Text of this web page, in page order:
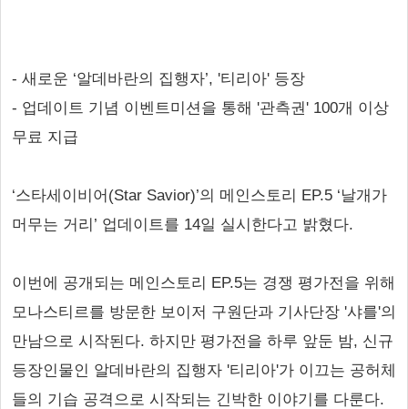
- 새로운 ‘알데바란의 집행자’, '티리아' 등장
- 업데이트 기념 이벤트미션을 통해 '관측권' 100개 이상
무료 지급
‘스타세이비어(Star Savior)’의 메인스토리 EP.5 ‘날개가
머무는 거리’ 업데이트를 14일 실시한다고 밝혔다.
이번에 공개되는 메인스토리 EP.5는 경쟁 평가전을 위해
모나스티르를 방문한 보이저 구원단과 기사단장 '샤를'의
만남으로 시작된다. 하지만 평가전을 하루 앞둔 밤, 신규
등장인물인 알데바란의 집행자 '티리아'가 이끄는 공허체
들의 기습 공격으로 시작되는 긴박한 이야기를 다룬다.